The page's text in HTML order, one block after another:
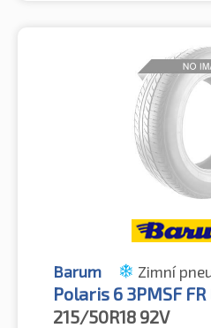
Barum Zimní
Polaris 6 3PMSF FR
215/50R18 92V